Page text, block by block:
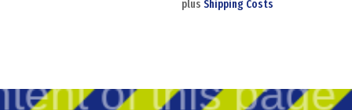
plusShipping Costs